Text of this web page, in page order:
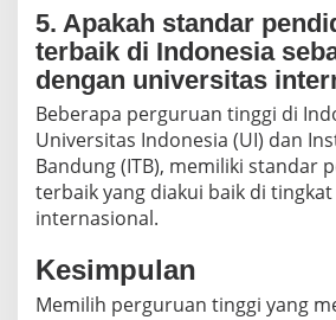
5. Apakah standar
terbaik di Indonesia
dengan universitas
Beberapa perguruan tinggi di
Universitas Indonesia (UI) dan
Bandung (ITB), memiliki standar
terbaik yang diakui baik di
internasional.
Kesimpulan
Memilih perguruan tinggi yang